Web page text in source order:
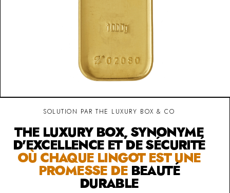
SOLUTION PAR THE LUXURY BOX & CO
THE LUXURY BOX, SYNONYME
D'EXCELLENCE ET DE SÉCURITÉ
OÙ CHAQUE LINGOT EST UNE
PROMESSE DE BEAUTÉ
DURABLE